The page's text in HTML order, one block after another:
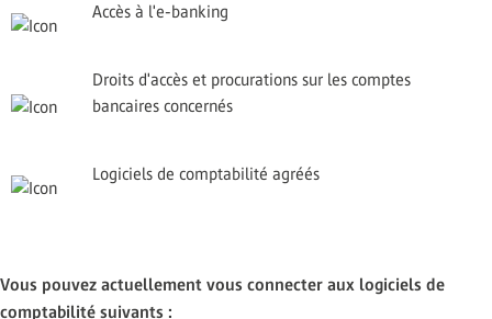
Accès à l'e-banking
Droits d'accès et procurations sur les comptes
bancaires concernés
Logiciels de comptabilité agréés
Vous pouvez actuellement vous connecter aux logiciels de
comptabilité suivants :